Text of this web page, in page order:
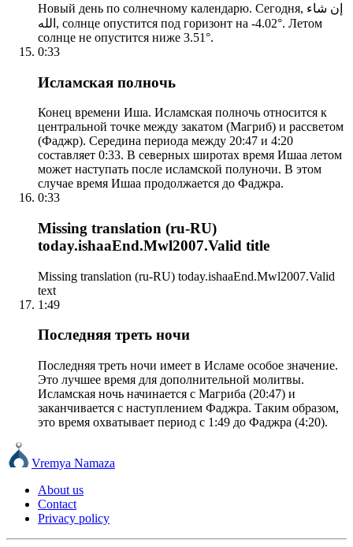
Новый день по солнечному календарю. Сегодня, إن شاء
الله, солнце опустится под горизонт на -4.02°. Летом
солнце не опустится ниже 3.51°.
0:33
Исламская полночь
Конец времени Иша. Исламская полночь относится к
центральной точке между закатом (Магриб) и рассветом
(Фаджр). Середина периода между 20:47 и 4:20
составляет 0:33. В северных широтах время Ишаа летом
может наступать после исламской полуночи. В этом
случае время Ишаа продолжается до Фаджра.
0:33
Missing translation (ru-RU)
today.ishaaEnd.Mwl2007.Valid title
Missing translation (ru-RU) today.ishaaEnd.Mwl2007.Valid
text
1:49
Последняя треть ночи
Последняя треть ночи имеет в Исламе особое значение.
Это лучшее время для дополнительной молитвы.
Исламская ночь начинается с Магриба (20:47) и
заканчивается с наступлением Фаджра. Таким образом,
это время охватывает период с 1:49 до Фаджра (4:20).
Vremya Namaza
About us
Contact
Privacy policy